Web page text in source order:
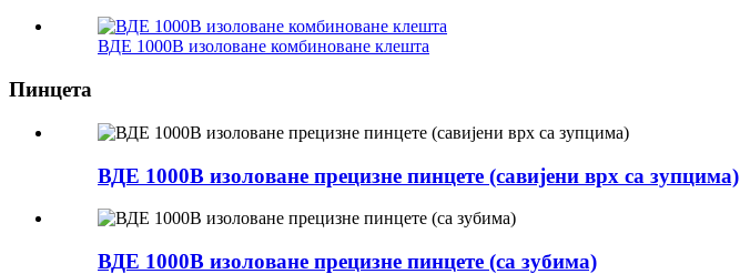
ВДЕ 1000В изоловане комбиноване клешта
Пинцета
ВДЕ 1000В изоловане прецизне пинцете (савијени врх са зупцима)
ВДЕ 1000В изоловане прецизне пинцете (са зубима)